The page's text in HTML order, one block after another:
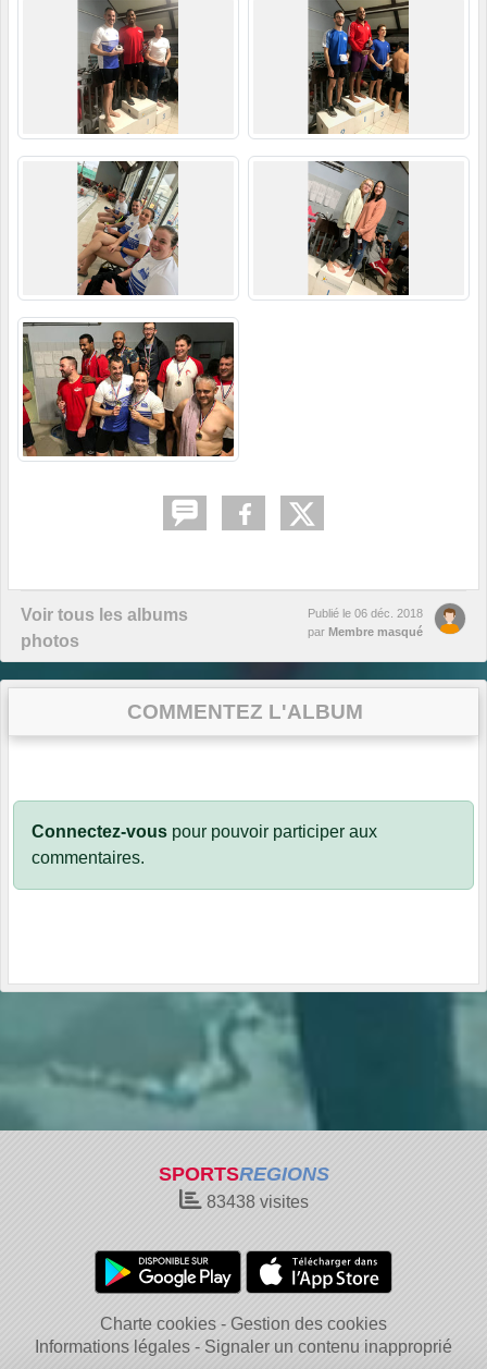
Voir tous les albums
photos
Publié le 06 déc. 2018
par Membre masqué
COMMENTEZ L'ALBUM
Connectez-vous pour pouvoir participer aux
commentaires.
SPORTSREGIONS
83438visites
Charte cookies
Gestion des cookies
Informations légales
Signaler un contenu inapproprié